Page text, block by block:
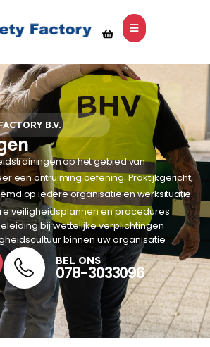
B.V.
op het gebied van
een ontruiming oefening. Praktijkgericht,
op iedere organisatie en werksituatie.
veiligheidsplannen en procedures
bij wettelijke verplichtingen
binnen uw organisatie
BEL ONS
078-3033096